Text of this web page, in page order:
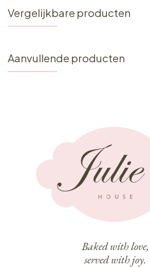
Vergelijkbare producten
Aanvullende producten
Baked with love,
served with joy.